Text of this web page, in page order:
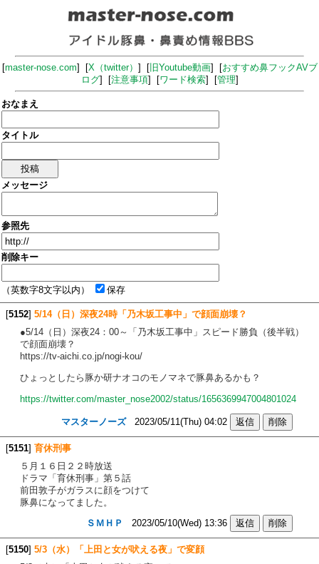
[master-nose.com] [X（twitter） ] [旧Youtube動画] [おすすめ鼻フックAVブ
ログ] [注意事項] [ワード検索] [管理]
おなまえ
タイトル
メッセージ
参照先
削除キー
（英数字8文字以内） 保存
[5152] 5/14（日）深夜24時「乃木坂工事中」で顔面崩壊？
●5/14（日）深夜24：00～「乃木坂工事中」スピード勝負（後半戦）
で顔面崩壊？
https://tv-aichi.co.jp/nogi-kou/
ひょっとしたら豚か研ナオコのモノマネで豚鼻あるかも？
https://twitter.com/master_nose2002/status/1656369947004801024
マスターノーズ2023/05/11(Thu) 04:02
[5151] 育休刑事
５月１６日２２時放送
ドラマ「育休刑事」第５話
前田敦子がガラスに顔をつけて
豚鼻になってました。
ＳＭＨＰ
2023/05/10(Wed) 13:36
[5150] 5/3（水）「上田と女が吠える夜」で変顔